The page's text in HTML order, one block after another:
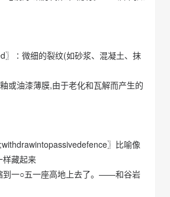
〗∶微细的裂纹(如砂浆、混凝土、抹
或油漆薄膜,由于老化和瓦解而产生的
〗比喻像
样藏起来
一○五一座高地上去了。——和谷岩